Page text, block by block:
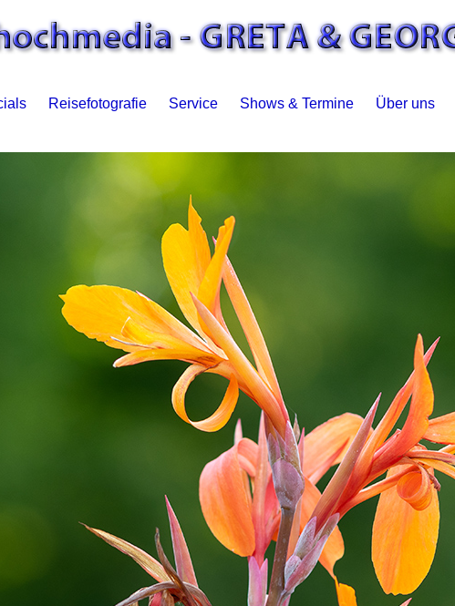
Reisefotografie Service Shows & Termine Über uns